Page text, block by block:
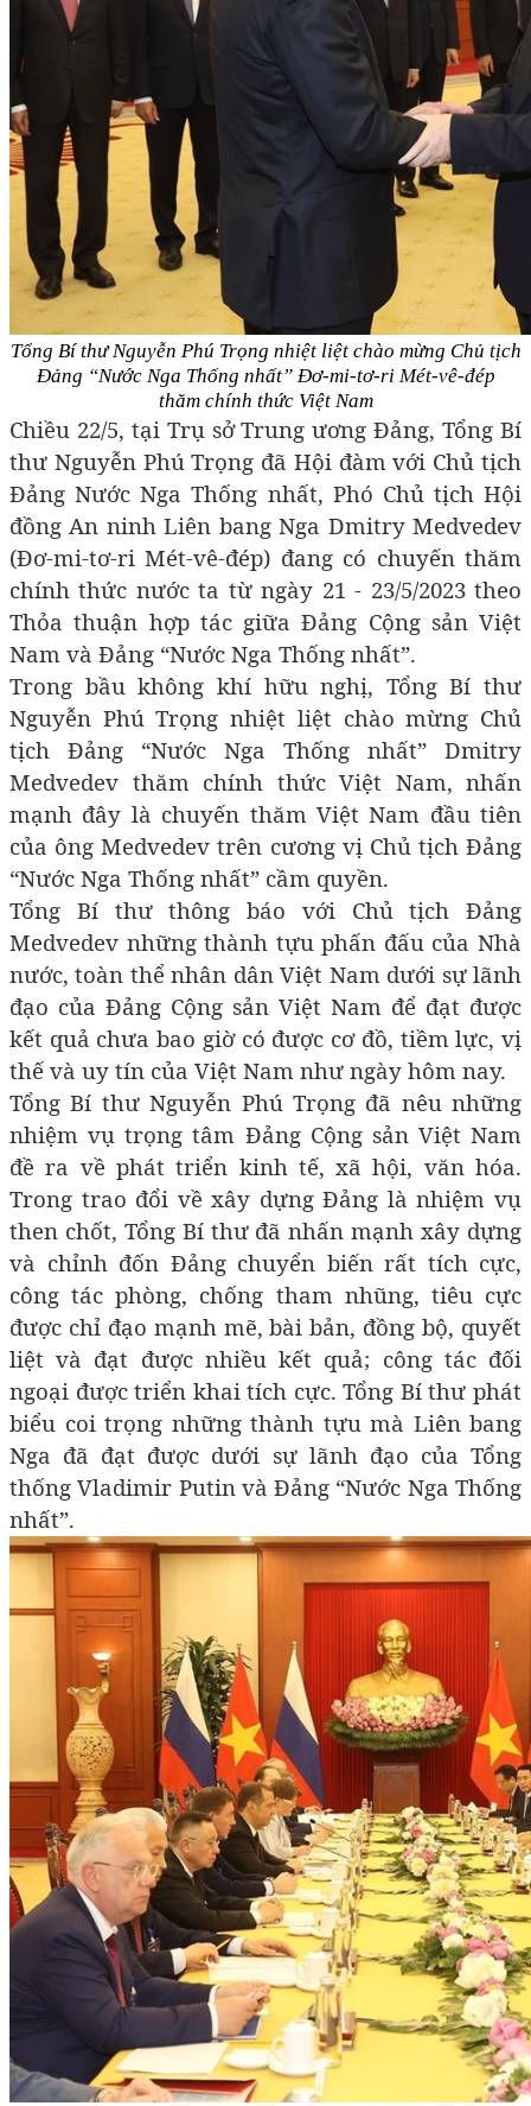
Tổng Bí thư Nguyễn Phú Trọng nhiệt liệt chào mừng Chủ tịch
Đảng “Nước Nga Thống nhất” Đơ-mi-tơ-ri Mét-vê-đép
thăm chính thức Việt Nam
Chiều 22/5, tại Trụ sở Trung ương Đảng, Tổng Bí
thư Nguyễn Phú Trọng đã Hội đàm với Chủ tịch
Đảng Nước Nga Thống nhất, Phó Chủ tịch Hội
đồng An ninh Liên bang Nga Dmitry Medvedev
(Đơ-mi-tơ-ri Mét-vê-đép) đang có chuyến thăm
chính thức nước ta từ ngày 21 - 23/5/2023 theo
Thỏa thuận hợp tác giữa Đảng Cộng sản Việt
Nam và Đảng “Nước Nga Thống nhất”.
Trong bầu không khí hữu nghị, Tổng Bí thư
Nguyễn Phú Trọng nhiệt liệt chào mừng Chủ
tịch Đảng “Nước Nga Thống nhất” Dmitry
Medvedev thăm chính thức Việt Nam, nhấn
mạnh đây là chuyến thăm Việt Nam đầu tiên
của ông Medvedev trên cương vị Chủ tịch Đảng
“Nước Nga Thống nhất” cầm quyền.
Tổng Bí thư thông báo với Chủ tịch Đảng
Medvedev những thành tựu phấn đấu của Nhà
nước, toàn thể nhân dân Việt Nam dưới sự lãnh
đạo của Đảng Cộng sản Việt Nam để đạt được
kết quả chưa bao giờ có được cơ đồ, tiềm lực, vị
thế và uy tín của Việt Nam như ngày hôm nay.
Tổng Bí thư Nguyễn Phú Trọng đã nêu những
nhiệm vụ trọng tâm Đảng Cộng sản Việt Nam
đề ra về phát triển kinh tế, xã hội, văn hóa.
Trong trao đổi về xây dựng Đảng là nhiệm vụ
then chốt, Tổng Bí thư đã nhấn mạnh xây dựng
và chỉnh đốn Đảng chuyển biến rất tích cực,
công tác phòng, chống tham nhũng, tiêu cực
được chỉ đạo mạnh mẽ, bài bản, đồng bộ, quyết
liệt và đạt được nhiều kết quả; công tác đối
ngoại được triển khai tích cực. Tổng Bí thư phát
biểu coi trọng những thành tựu mà Liên bang
Nga đã đạt được dưới sự lãnh đạo của Tổng
thống Vladimir Putin và Đảng “Nước Nga Thống
nhất”.